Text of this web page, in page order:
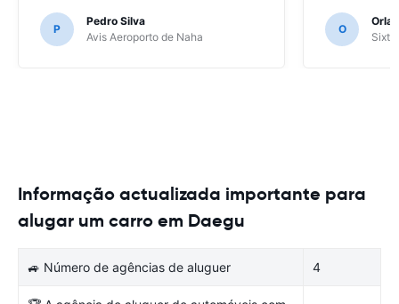
P
Pedro Silva
Avis Aeroporto de Naha
O
Sixt
Informação actualizada importante para
alugar um carro em Daegu
🚙 Número de agências de aluguer 4